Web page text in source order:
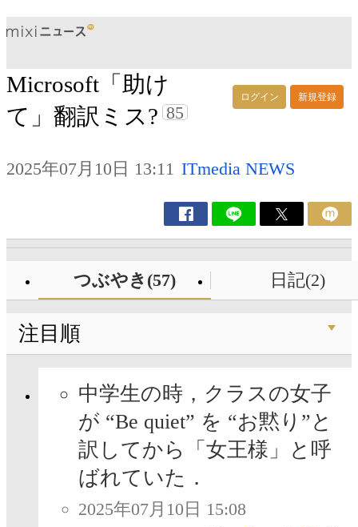
ログイン 新規登録
Microsoft「助け
て」翻訳ミス? 85
2025年07月10日 13:11 ITmedia NEWS
つぶやき(57) 日記(2)
注目順
中学生の時，クラスの女子
が “Be quiet” を “お黙り”と
訳してから「女王様」と呼
ばれていた．
2025年07月10日 15:08